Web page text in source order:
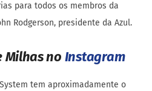
para todos os membros da
Rodgerson, presidente da Azul.
Milhas no Instagram
tem aproximadamente o